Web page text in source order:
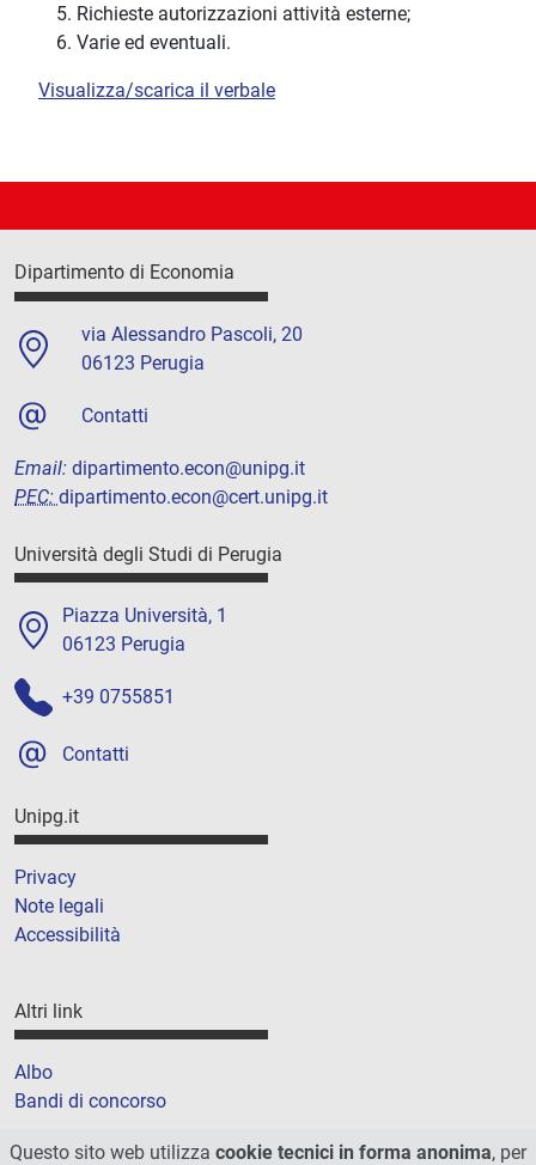
Richieste autorizzazioni attività esterne;
Varie ed eventuali.
Visualizza/scarica il verbale
Dipartimento di Economia
via Alessandro Pascoli, 20
06123 Perugia
Contatti
Email: dipartimento.econ@unipg.it
PEC: dipartimento.econ@cert.unipg.it
Università degli Studi di Perugia
Piazza Università, 1
06123 Perugia
+39 0755851
Contatti
Unipg.it
Privacy
Note legali
Accessibilità
Altri link
Albo
Bandi di concorso
Amministrazione trasparente
Questo sito web utilizza cookie tecnici in forma anonima, per